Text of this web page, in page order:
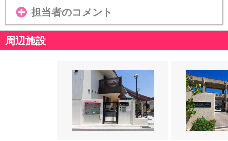
担当者のコメント
周辺施設